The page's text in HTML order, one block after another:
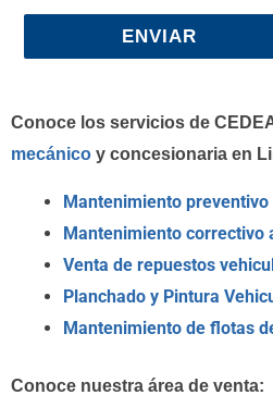
Conoce los servicios de
mecánico y concesionaria en
Mantenimiento
Mantenimiento correctivo
Venta de repuestos
Planchado y Pintura
Mantenimiento de flotas
Conoce nuestra área de venta: